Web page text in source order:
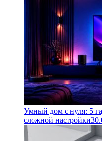
Умный дом с нуля: 5
сложной настройки